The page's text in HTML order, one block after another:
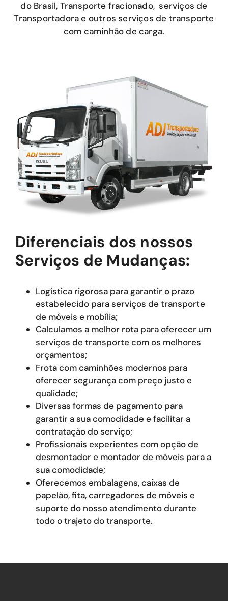
do Brasil, Transporte fracionado, serviços de
Transportadora e outros serviços de transporte
com caminhão de carga.
Diferenciais dos nossos
Serviços de Mudanças:
Logística rigorosa para garantir o prazo
estabelecido para serviços de transporte
de móveis e mobília;
Calculamos a melhor rota para oferecer um
serviços de transporte com os melhores
orçamentos;
Frota com caminhões modernos para
oferecer segurança com preço justo e
qualidade;
Diversas formas de pagamento para
garantir a sua comodidade e facilitar a
contratação do serviço;
Profissionais experientes com opção de
desmontador e montador de móveis para a
sua comodidade;
Oferecemos embalagens, caixas de
papelão, fita, carregadores de móveis e
suporte do nosso atendimento durante
todo o trajeto do transporte.